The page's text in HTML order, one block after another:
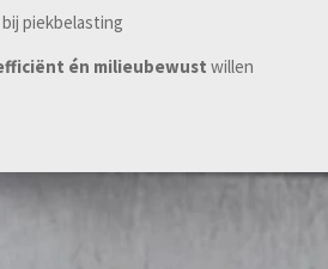
piekbelasting
én milieubewust willen